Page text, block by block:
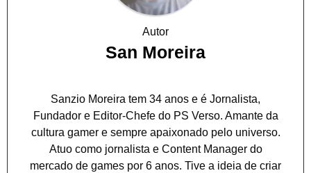
Autor
San Moreira
Sanzio Moreira tem 34 anos e é Jornalista,
Fundador e Editor-Chefe do PS Verso. Amante da
cultura gamer e sempre apaixonado pelo universo.
Atuo como jornalista e Content Manager do
mercado de games por 6 anos. Tive a ideia de criar